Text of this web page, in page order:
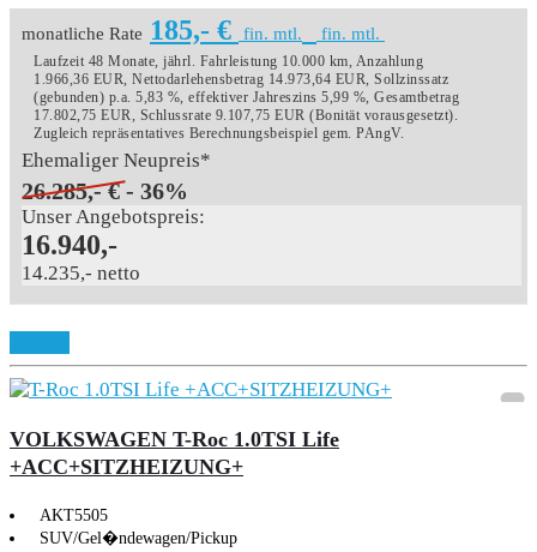
monatliche Rate 185,- € fin. mtl. fin. mtl.
Laufzeit 48 Monate, jährl. Fahrleistung 10.000 km, Anzahlung
1.966,36 EUR, Nettodarlehensbetrag 14.973,64 EUR, Sollzinssatz
(gebunden) p.a. 5,83 %, effektiver Jahreszins 5,99 %, Gesamtbetrag
17.802,75 EUR, Schlussrate 9.107,75 EUR (Bonität vorausgesetzt).
Zugleich repräsentatives Berechnungsbeispiel gem. PAngV.
Ehemaliger Neupreis*
26.285,- € - 36%
Unser Angebotspreis:
16.940,-
14.235,- netto
VOLKSWAGEN T-Roc 1.0TSI Life
+ACC+SITZHEIZUNG+
AKT5505
SUV/Gel�ndewagen/Pickup